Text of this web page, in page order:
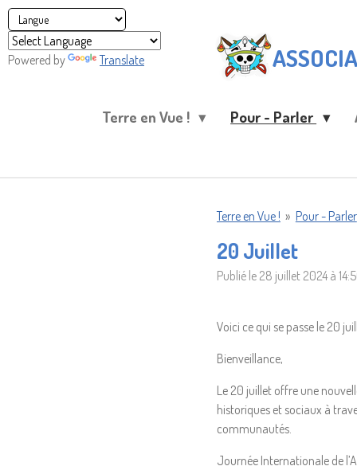
Powered by Translate
Passer
au
contenu
Terre en Vue ! Pour - Parler
Terre en Vue ! » Pour - Parler
20 Juillet
Publié le 28 juillet 2024 à
Voici ce qui se passe le 20
Bienveillance,
Le 20 juillet offre une
historiques et sociaux à
communautés.
Journée Internationale de